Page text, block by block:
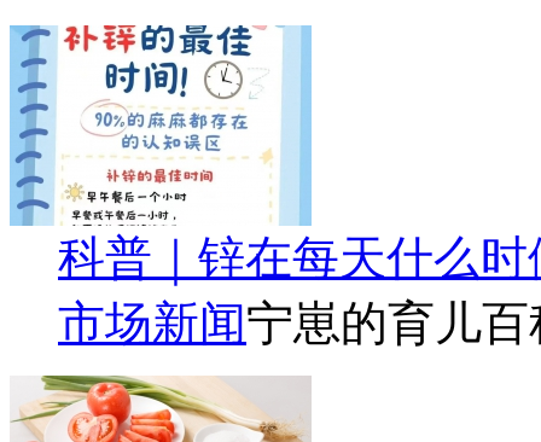
科普｜锌在每天什么
市场新闻宁崽的育儿百